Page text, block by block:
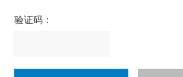
验证码：